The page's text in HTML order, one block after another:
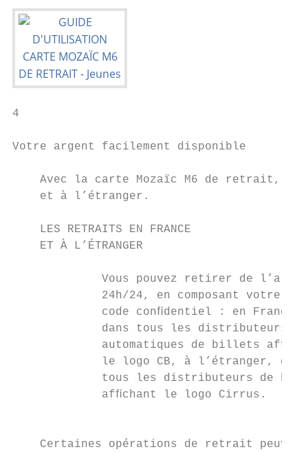
4
Votre argent facilement disponible
Avec la carte Mozaïc M6 de retrait,
    et à l’étranger.
LES RETRAITS EN FRANCE
ET À L’ÉTRANGER
Vous pouvez retirer de
24h/24, en composant votre
code conﬁdentiel : en
dans tous les distributeurs
automatiques de billets
le logo CB, à l’étranger,
tous les distributeurs de
             afﬁchant le logo Cirrus.
    Certaines opérations de retrait peuvent